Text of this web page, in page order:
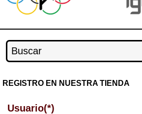
REGISTRO EN NUESTRA TIENDA
Usuario(*)